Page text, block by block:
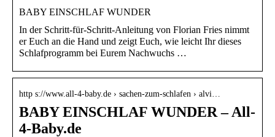
BABY EINSCHLAF WUNDER
In der Schritt-für-Schritt-Anleitung von Florian Fries nimmt
er Euch an die Hand und zeigt Euch, wie leicht Ihr dieses
Schlafprogramm bei Eurem Nachwuchs …
http s://www.all-4-baby.de › sachen-zum-schlafen › alvi…
BABY EINSCHLAF WUNDER – All-
4-Baby.de